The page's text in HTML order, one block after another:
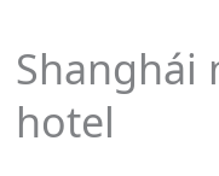
Shanghái
hotel